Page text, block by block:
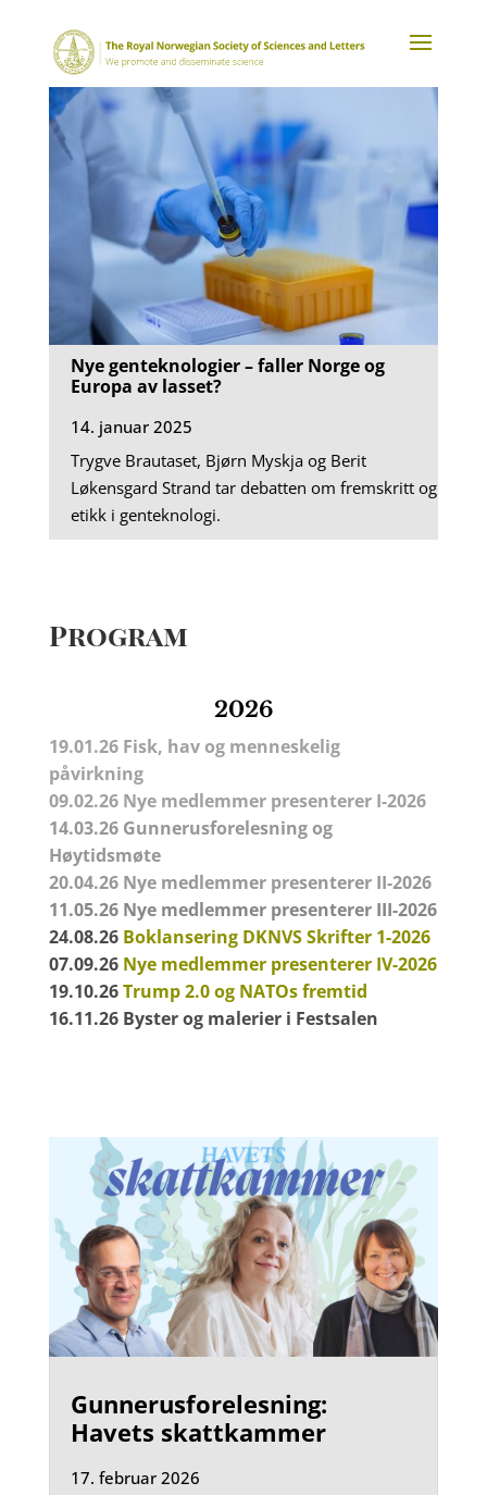
Nye genteknologier – faller Norge og
Europa av lasset?
14. januar 2025
Trygve Brautaset, Bjørn Myskja og Berit
Løkensgard Strand tar debatten om fremskritt og
etikk i genteknologi.
Program
2026
19.01.26 Fisk, hav og menneskelig
påvirkning
09.02.26 Nye medlemmer presenterer I-2026
14.03.26 Gunnerusforelesningog
Høytidsmøte
20.04.26 Nye medlemmer presenterer II-2026
11.05.26 Nye medlemmer presenterer III-2026
24.08.26 Boklansering DKNVS Skrifter 1-2026
07.09.26 Nye medlemmer presenterer IV-2026
19.10.26Trump 2.0 og NATOs fremtid
16.11.26 Byster og malerier i Festsalen
Gunnerusforelesning:
Havets skattkammer
17. februar 2026